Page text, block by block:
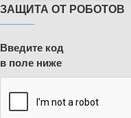
ЗАЩИТА ОТ РОБОТОВ
Введите код
в поле ниже